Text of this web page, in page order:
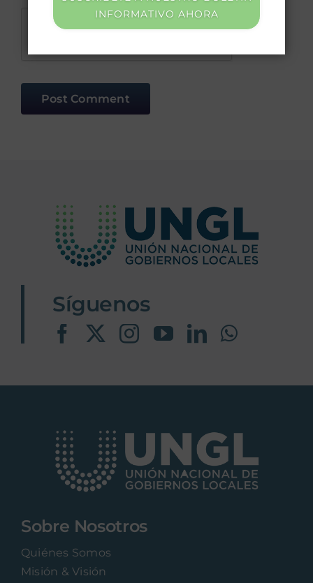
Síguenos
Sobre Nosotros
Quiénes Somos
Misión & Visión
INFORMATIVO AHORA